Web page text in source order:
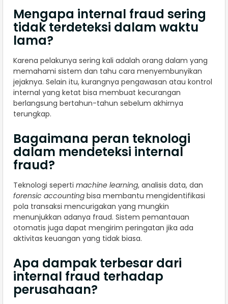
Mengapa internal fraud sering
tidak terdeteksi dalam waktu
lama?
Karena pelakunya sering kali adalah orang dalam yang
memahami sistem dan tahu cara menyembunyikan
jejaknya. Selain itu, kurangnya pengawasan atau kontrol
internal yang ketat bisa membuat kecurangan
berlangsung bertahun-tahun sebelum akhirnya
terungkap.
Bagaimana peran teknologi
dalam mendeteksi internal
fraud?
Teknologi seperti machine learning, analisis data, dan
forensic accounting bisa membantu mengidentifikasi
pola transaksi mencurigakan yang mungkin
menunjukkan adanya fraud. Sistem pemantauan
otomatis juga dapat mengirim peringatan jika ada
aktivitas keuangan yang tidak biasa.
Apa dampak terbesar dari
internal fraud terhadap
perusahaan?